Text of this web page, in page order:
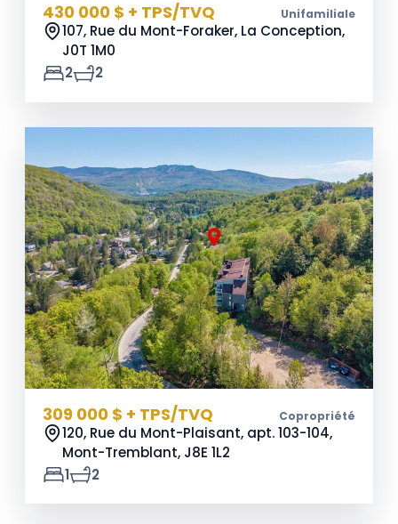
430 000 $ + TPS/TVQ Unifamiliale
107, Rue du Mont-Foraker, La Conception,
J0T 1M0
2
2
309 000 $ + TPS/TVQ Copropriété
120, Rue du Mont-Plaisant, apt. 103-104,
Mont-Tremblant, J8E 1L2
1
2